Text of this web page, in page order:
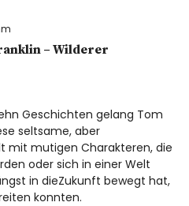
– Wilderer
Geschichten gelang Tom
seltsame, aber
mit mutigen Charakteren, die
oder sich in einer Welt
in dieZukunft bewegt hat,
konnten.